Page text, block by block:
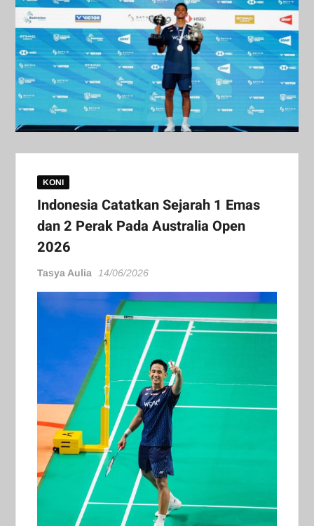
KONI
Indonesia Catatkan Sejarah 1 Emas
dan 2 Perak Pada Australia Open
2026
Tasya Aulia 14/06/2026